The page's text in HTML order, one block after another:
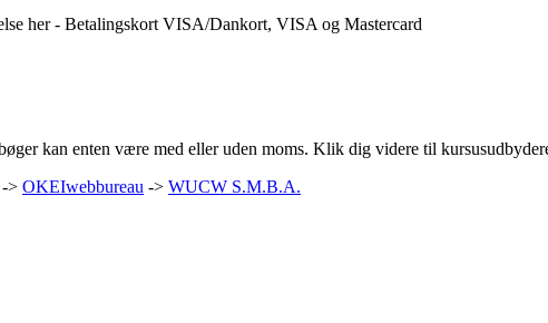
kan enten være med eller uden moms. Klik dig videre til
-> OKEIwebbureau -> WUCW S.M.B.A.